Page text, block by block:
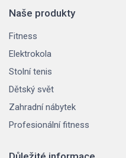
Naše produkty
Fitness
Elektrokola
Stolní tenis
Dětský svět
Zahradní nábytek
Profesionální fitness